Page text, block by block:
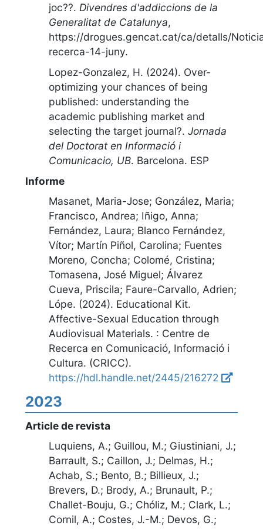
joc??. Divendres d'addiccions de la
Generalitat de Catalunya,
https://drogues.gencat.cat/ca/detalls/
recerca-14-juny.
Lopez-Gonzalez, H. (2024). Over-
optimizing your chances of being
published: understanding the
academic publishing market and
selecting the target journal?.Jornada
del Doctorat en Informació i
Comunicacio, UB. Barcelona. ESP
Informe
Masanet, Maria-Jose; González, Maria;
Francisco, Andrea; Iñigo, Anna;
Fernández, Laura; Blanco Fernández,
Vítor; Martín Piñol, Carolina; Fuentes
Moreno, Concha; Colomé, Cristina;
Tomasena, José Miguel; Álvarez
Cueva, Priscila; Faure-Carvallo, Adrien;
Lópe. (2024). Educational Kit.
Affective-Sexual Education through
Audiovisual Materials. : Centre de
Recerca en Comunicació, Informació i
Cultura. (CRICC).
https://hdl.handle.net/2445/216272
2023
Article de revista
Luquiens, A.; Guillou, M.; Giustiniani, J.;
Barrault, S.; Caillon, J.; Delmas, H.;
Achab, S.; Bento, B.; Billieux, J.;
Brevers, D.; Brody, A.; Brunault, P.;
Challet-Bouju, G.; Chóliz, M.; Clark, L.;
Cornil, A.; Costes, J.-M.; Devos, G.;